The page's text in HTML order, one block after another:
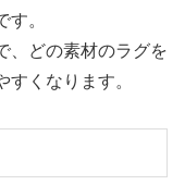
。
、どの素材のラグを
くなります。